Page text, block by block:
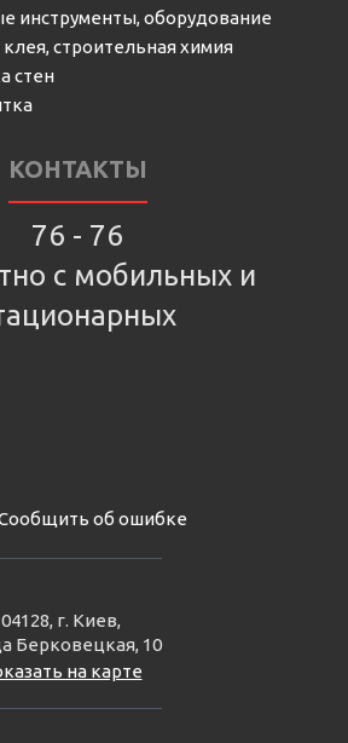
инструменты, оборудование
клея, строительная химия
стен
КОНТАКТЫ
76 - 76
с мобильных и
об ошибке
04128, г. Киев,
Берковецкая, 10
на карте